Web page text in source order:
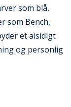
som blå,
som Bench,
et alsidigt
og personlig